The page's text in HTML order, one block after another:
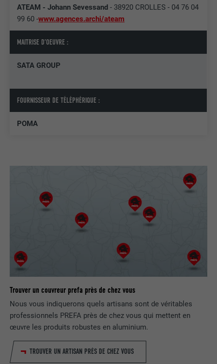
ATEAM - Johann Sevessand- 38920 CROLLES - 04 76 04
99 60 -www.agences.archi/ateam
MAITRISE D’OEUVRE :
SATA GROUP
FOURNISSEUR DE TÉLÉPHÉRIQUE :
POMA
Trouver un couvreur prefa près de chez vous
Nous vous indiquerons quels artisans sont de véritables
professionnels PREFA près de chez vous qui mettent en
œuvre les produits robustes en aluminium.
TROUVER UN ARTISAN PRÈS DE CHEZ VOUS
NOM
FOURNISSEUR LinkedIn
EXPIRATION
tous les cookies dans ce navigateur
NOM
EXPIRATION 3 mois
UTILITÉ
Est utilisé par Facebook pour afficher
une série de produits publicitaires, par
exemple des offres en temps réel
d'annonceurs tiers.
NOM
3 mois
Est utilisé par Facebook pour afficher
une série de produits publicitaires, par
exemple des offres en temps réel
d'annonceurs tiers.